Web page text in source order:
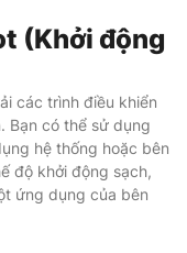
(Khởi động
các trình điều khiển
Bạn có thể sử dụng
hệ thống hoặc bên
độ khởi động sạch,
ứng dụng của bên